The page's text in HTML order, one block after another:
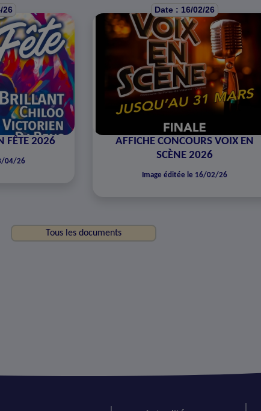
26
FÊTE 2026
04/26
Date : 16/02/26
AFFICHE CONCOURS VOIX EN
SCÈNE 2026
Image éditée le 16/02/26
Tous les documents